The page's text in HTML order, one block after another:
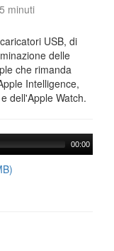
minuti
USB, di
delle
che rimanda
Intelligence,
dell'Apple Watch.
00:00